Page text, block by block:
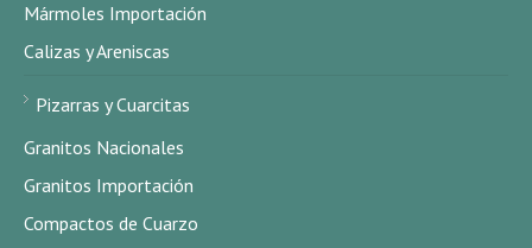
Mármoles Importación
Calizas y Areniscas
Pizarras y Cuarcitas
Granitos Nacionales
Granitos Importación
Compactos de Cuarzo